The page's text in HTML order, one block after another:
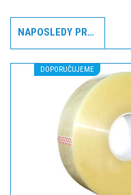
NAPOSLEDY PROHLÍŽENÉ
DOPORUČUJEME